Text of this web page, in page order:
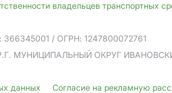
владельцев
366345001 / ОГРН: 1247800072761
МУНИЦИПАЛЬНЫЙ ОКРУГ
данных Согласие на рекламную